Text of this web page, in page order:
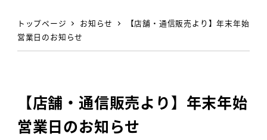
トップページ お知らせ
【店舗・通信販売より】年末年始
営業日のお知らせ
【店舗・通信販売より】年末年始
営業日のお知らせ